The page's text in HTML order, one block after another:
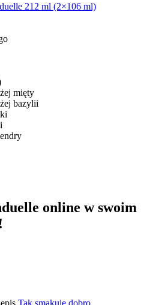
212 ml (2×106 ml)
mięty
bazylii
online w swoim
Tak smakuje dobro